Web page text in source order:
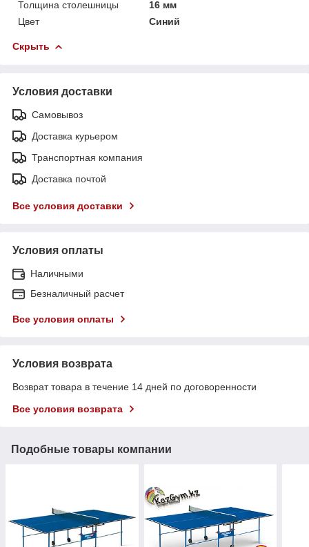
Толщина столешницы
16 мм
Цвет
Синий
Скрыть
Условия доставки
Самовывоз
Доставка курьером
Транспортная компания
Доставка почтой
Все условия доставки
Условия оплаты
Наличными
Безналичный расчет
Все условия оплаты
Условия возврата
Возврат товара в течение 14 дней по договоренности
Все условия возврата
Подобные товары компании